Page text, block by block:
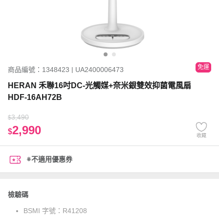
商品編號：1348423 | UA2400006473 免運
HERAN 禾聯16吋DC-光觸媒+奈米銀雙效抑菌電風扇
HDF-16AH72B
$3,490
$2,990 收藏
※不適用優惠券
檢驗碼
BSMI 字號： R41208